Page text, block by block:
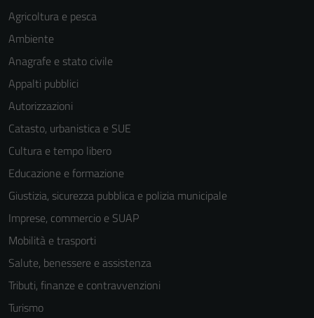
Agricoltura e pesca
Ambiente
Anagrafe e stato civile
Appalti pubblici
Autorizzazioni
Catasto, urbanistica e SUE
Cultura e tempo libero
Educazione e formazione
Giustizia, sicurezza pubblica e polizia municipale
Imprese, commercio e SUAP
Mobilità e trasporti
Salute, benessere e assistenza
Tributi, finanze e contravvenzioni
Turismo